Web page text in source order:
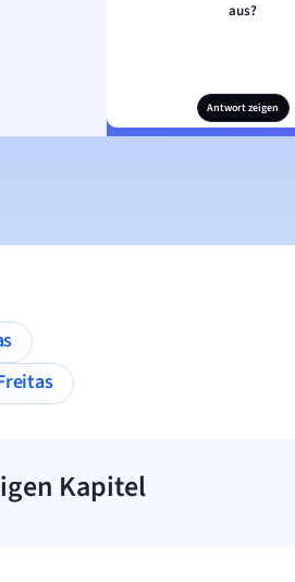
aus?
Antwort zeigen
Kapitel